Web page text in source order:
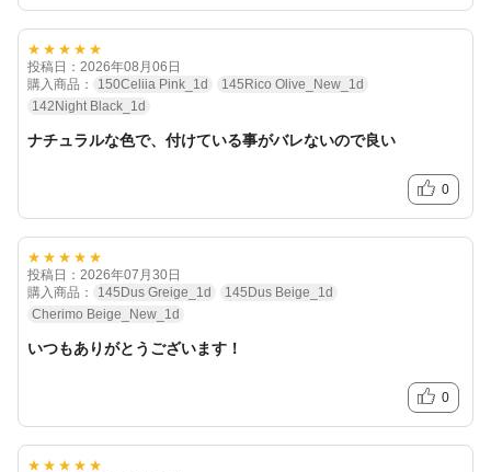
★★★★★
投稿日：2026年08月06日
購入商品：
150Celiia Pink_1d
145Rico Olive_New_1d
142Night Black_1d
ナチュラルな色で、付けている事がバレないので良い
0
★★★★★
投稿日：2026年07月30日
購入商品：
145Dus Greige_1d
145Dus Beige_1d
Cherimo Beige_New_1d
いつもありがとうございます！
0
★★★★★